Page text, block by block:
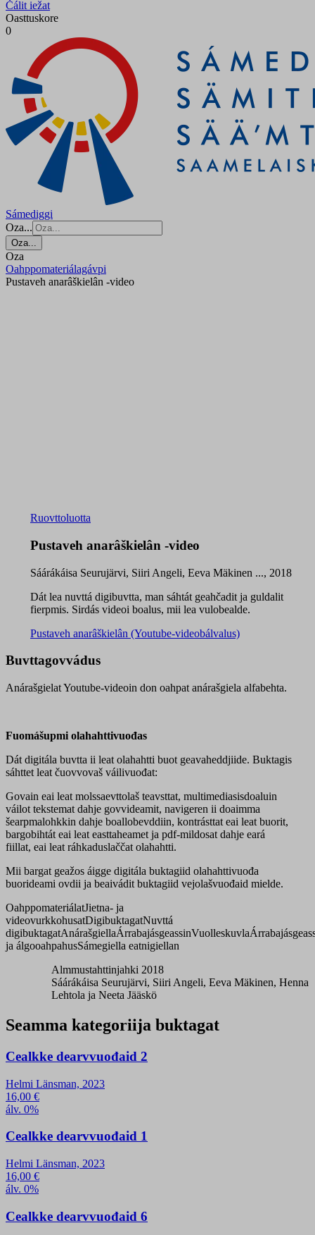
Čálit iežat
Oasttuskore
0
Sámediggi
Oza...
Oza...
Oza
Oahppomateriálagávpi
Pustaveh anarâškielân -video
Ruovttoluotta
Pustaveh anarâškielân -video
Sáárákáisa Seurujärvi, Siiri Angeli, Eeva Mäkinen ..., 2018
Dát lea nuvttá digibuvtta, man sáhtát geahčadit ja guldalit
fierpmis. Sirdás videoi boalus, mii lea vulobealde.
Pustaveh anarâškielân (Youtube-videobálvalus)
Buvttagovvádus
Anárašgielat Youtube-videoin don oahpat anárašgiela alfabehta.
Fuomášupmi olahahttivuođas
Dát digitála buvtta ii leat olahahtti buot geavaheddjiide. Buktagis
sáhttet leat čuovvovaš váilivuođat:
Govain eai leat molssaevttolaš teavsttat, multimediasisdoaluin
váilot tekstemat dahje govvideamit, navigeren ii doaimma
šearpmalohkkin dahje boallobevddiin, kontrásttat eai leat buorit,
bargobihtát eai leat easttaheamet ja pdf-mildosat dahje eará
fiillat, eai leat ráhkaduslaččat olahahtti.
Mii bargat geažos áigge digitála buktagiid olahahttivuođa
buorideami ovdii ja beaivádit buktagiid vejolašvuođaid mielde.
OahppomateriálatJietna- ja
videovurkkohusatDigibuktagatNuvttá
digibuktagatAnárašgiellaÁrrabajásgeassinVuolleskuvla
ja álgooahpahusSámegiella eatnigiellan
Almmustahttinjahki 2018
Sáárákáisa Seurujärvi, Siiri Angeli, Eeva Mäkinen, Henna
Lehtola ja Neeta Jääskö
Seamma kategoriija buktagat
Cealkke dearvvuođaid 2
Helmi Länsman, 2023
16,00 €
álv. 0%
Cealkke dearvvuođaid 1
Helmi Länsman, 2023
16,00 €
álv. 0%
Cealkke dearvvuođaid 6